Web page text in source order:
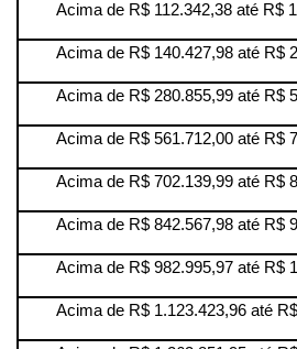
Acima de R$ 112.342,38 até R$
Acima de R$ 140.427,98 até R$
Acima de R$ 280.855,99 até R$
Acima de R$ 561.712,00 até R$
Acima de R$ 702.139,99 até R$
Acima de R$ 842.567,98 até R$
Acima de R$ 982.995,97 até R$
Acima de R$ 1.123.423,96 até